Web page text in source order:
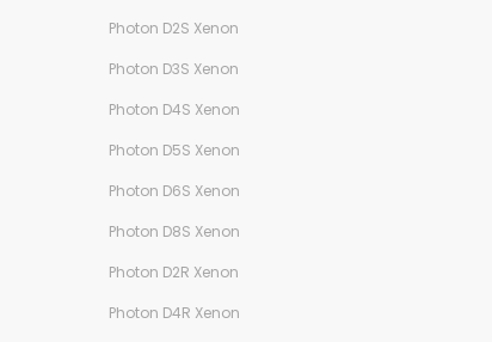
Photon D2S Xenon
Photon D3S Xenon
Photon D4S Xenon
Photon D5S Xenon
Photon D6S Xenon
Photon D8S Xenon
Photon D2R Xenon
Photon D4R Xenon